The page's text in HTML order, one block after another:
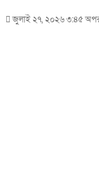
জুলাই ২৭, ২০২৬ ৩:৪৫